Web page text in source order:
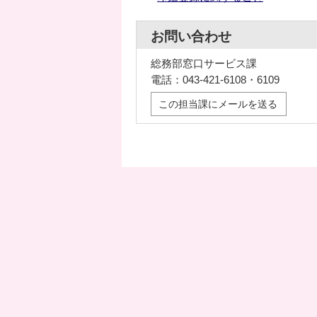
お問い合わせ
総務部窓口サービス課
電話：043-421-6108・6109
この担当課にメールを送る